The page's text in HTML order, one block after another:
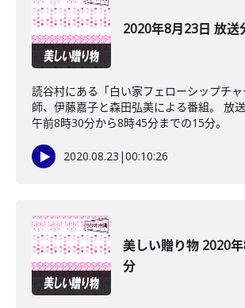
2020年8月23日 放送
読谷村にある「白い家フェローシップチ
師、伊藤嘉子と森田弘美による番組。 放送
午前8時30分から8時45分までの15分。
2020.08.23 |00:10:26
美しい贈り物 2020
分